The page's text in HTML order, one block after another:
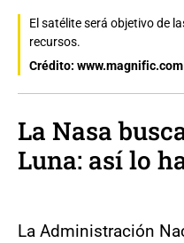
El satélite será objetivo de
recursos.
Crédito: www.magnific.com
La Nasa
Luna: así lo
La Administración